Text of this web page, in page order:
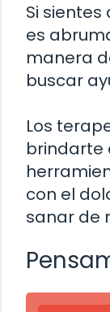
Si
es
manera
buscar
Los
brindarte
con el
sanar de